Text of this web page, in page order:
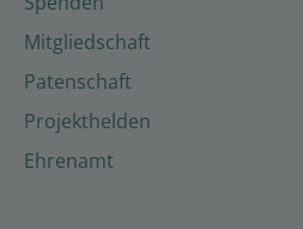
Mitgliedschaft
Patenschaft
Projekthelden
Ehrenamt